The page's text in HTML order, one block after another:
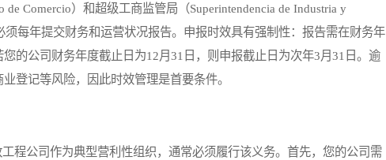
Comercio）和超级工商监管局（Superintendencia de Industria y
须每年提交财务和运营状况报告。申报时效具有强制性：报告需在财务年
的公司财务年度截止日为12月31日，则申报截止日为次年3月31日。逾
登记等风险，因此时效管理是首要条件。
公司作为典型营利性组织，通常必须履行该义务。首先，您的公司需